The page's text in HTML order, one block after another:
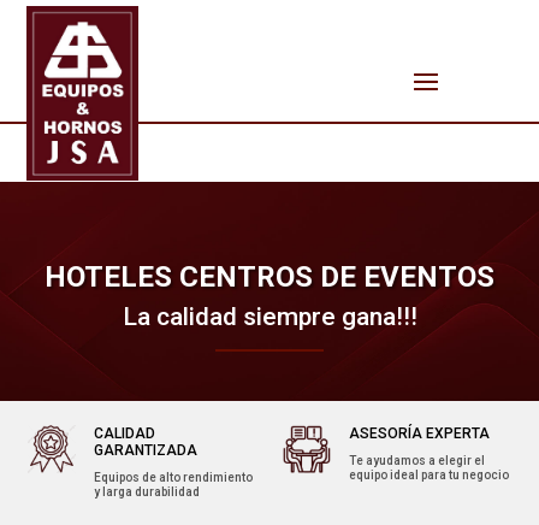
HOTELES CENTROS DE EVENTOS
La calidad siempre gana!!!
CALIDAD
GARANTIZADA
Equipos de alto rendimiento
y larga durabilidad
ASESORÍA EXPERTA
Te ayudamos a elegir el
equipo ideal para tu negocio